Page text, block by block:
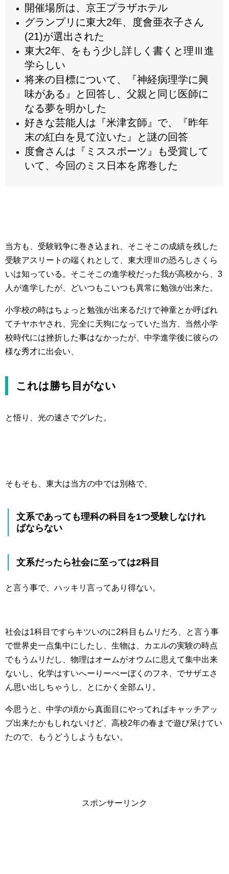
開催場所は、京王プラザホテル
グランプリに東大2年、度會亜衣子さん
(21)が選出された
東大2年、をもう少し詳しく書くと理Ⅲ進
学らしい
将来の目標について、『神経病理学に興
味がある』と回答し、父親と同じ医師に
なる夢を明かした
好きな芸能人は『米津玄師』で、『昨年
末の紅白を見て泣いた』と謎の回答
度會さんは『ミススポーツ』も受賞して
いて、今回のミス日本を席巻した
当方も、受験戦争に巻き込まれ、そこそこの成績を残した
受験アスリートの端くれとして、東大理Ⅲの恐ろしさくら
いは知っている。そこそこの進学校だった我が高校から、3
人が進学したが、どいつもこいつも異常に勉強が出来た。
小学校の時はちょっと勉強が出来るだけで神童とか呼ばれ
てチヤホヤされ、完全に天狗になっていた当方、当然小学
校時代には挫折した事はなかったが、中学進学後に彼らの
様な秀才に出会い、
これは勝ち目がない
と悟り、光の速さでグレた。
そもそも、東大は当方の中では別格で、
文系であっても理科の科目を1つ受験しなけれ
ばならない
文系だったら社会に至っては2科目
と言う事で、ハッキリ言ってあり得ない。
社会は1科目ですらキツいのに2科目もムリだろ、と言う事
で世界史一点集中にしたし、生物は、カエルの実験の時点
でもうムリだし、物理はオームがオウムに思えて集中出来
ないし、化学はすいへーりーべーぼくのフネ、でサザエさ
ん思い出しちゃうし、とにかく全部ムリ。
今思うと、中学の頃から真面目にやってればキャッチアッ
プ出来たかもしれないけど、高校2年の春まで遊び呆けてい
たので、もうどうしようもない。
スポンサーリンク